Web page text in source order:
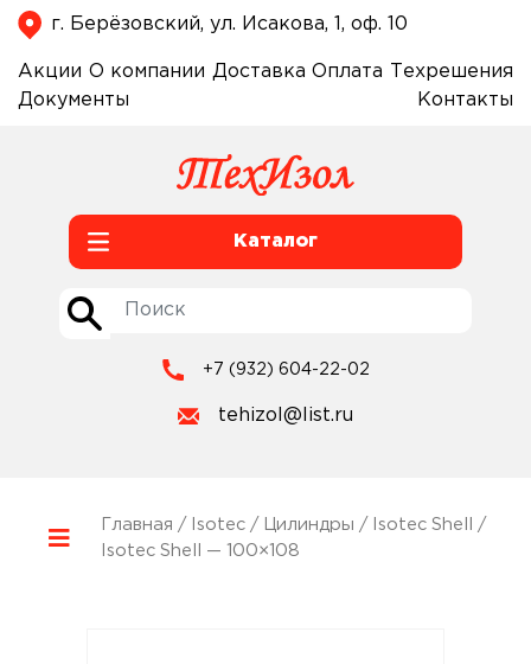
г. Берёзовский, ул. Исакова, 1, оф. 10
Акции О компании Доставка Оплата
Техрешения
Документы
Контакты
Каталог
+7 (932) 604-22-02
tehizol@list.ru
Главная / Isotec/ Цилиндры / Isotec Shell
/
Isotec Shell — 100×108